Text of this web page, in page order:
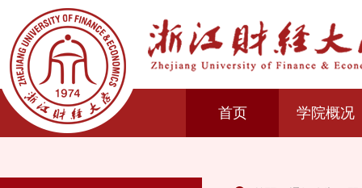
首页 学院概况